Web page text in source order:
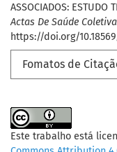
ASSOCIADOS: ESTUDO
Actas De Saúde Coletiva
https://doi.org/
Fomatos de
Este trabalho está